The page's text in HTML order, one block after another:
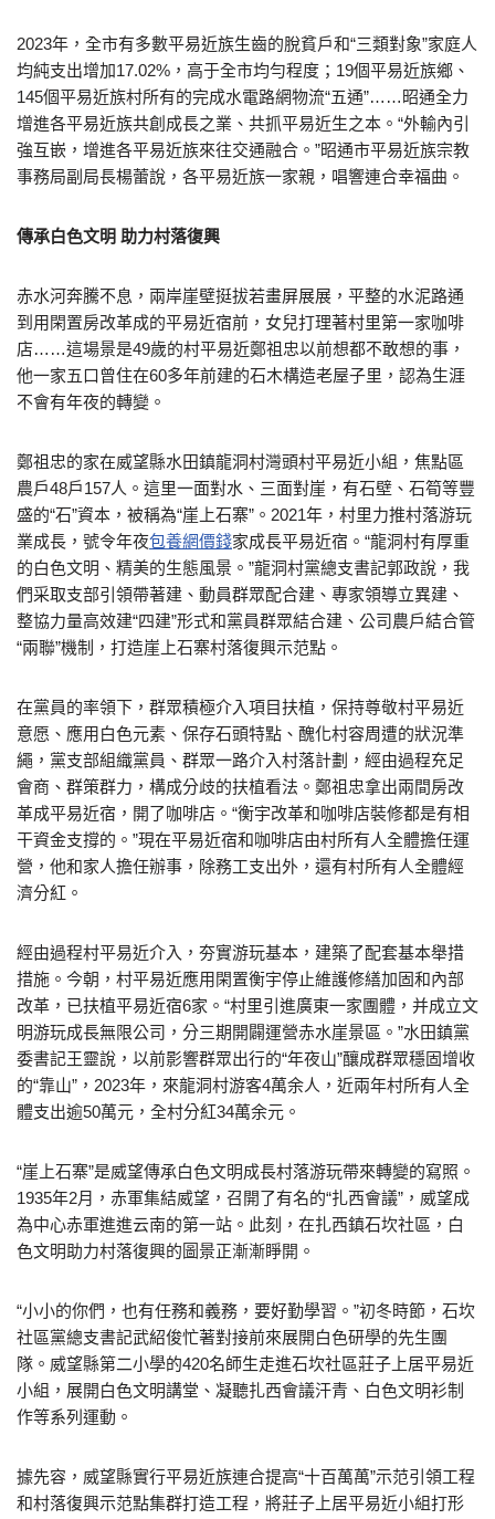
2023年，全市有多數平易近族生齒的脫貧戶和“三類對象”家庭人
均純支出增加17.02%，高于全市均勻程度；19個平易近族鄉、
145個平易近族村所有的完成水電路網物流“五通”……昭通全力
增進各平易近族共創成長之業、共抓平易近生之本。“外輸內引
強互嵌，增進各平易近族來往交通融合。”昭通市平易近族宗教
事務局副局長楊蕾說，各平易近族一家親，唱響連合幸福曲。
傳承白色文明 助力村落復興
赤水河奔騰不息，兩岸崖壁挺拔若畫屏展展，平整的水泥路通
到用閑置房改革成的平易近宿前，女兒打理著村里第一家咖啡
店……這場景是49歲的村平易近鄭祖忠以前想都不敢想的事，
他一家五口曾住在60多年前建的石木構造老屋子里，認為生涯
不會有年夜的轉變。
鄭祖忠的家在威望縣水田鎮龍洞村灣頭村平易近小組，焦點區
農戶48戶157人。這里一面對水、三面對崖，有石壁、石筍等豐
盛的“石”資本，被稱為“崖上石寨”。2021年，村里力推村落游玩
業成長，號令年夜包養網價錢家成長平易近宿。“龍洞村有厚重
的白色文明、精美的生態風景。”龍洞村黨總支書記郭政說，我
們采取支部引領帶著建、動員群眾配合建、專家領導立異建、
整協力量高效建“四建”形式和黨員群眾結合建、公司農戶結合管
“兩聯”機制，打造崖上石寨村落復興示范點。
在黨員的率領下，群眾積極介入項目扶植，保持尊敬村平易近
意愿、應用白色元素、保存石頭特點、醜化村容周遭的狀況準
繩，黨支部組織黨員、群眾一路介入村落計劃，經由過程充足
會商、群策群力，構成分歧的扶植看法。鄭祖忠拿出兩間房改
革成平易近宿，開了咖啡店。“衡宇改革和咖啡店裝修都是有相
干資金支撐的。”現在平易近宿和咖啡店由村所有人全體擔任運
營，他和家人擔任辦事，除務工支出外，還有村所有人全體經
濟分紅。
經由過程村平易近介入，夯實游玩基本，建築了配套基本舉措
措施。今朝，村平易近應用閑置衡宇停止維護修繕加固和內部
改革，已扶植平易近宿6家。“村里引進廣東一家團體，并成立文
明游玩成長無限公司，分三期開闢運營赤水崖景區。”水田鎮黨
委書記王靈說，以前影響群眾出行的“年夜山”釀成群眾穩固增收
的“靠山”，2023年，來龍洞村游客4萬余人，近兩年村所有人全
體支出逾50萬元，全村分紅34萬余元。
“崖上石寨”是威望傳承白色文明成長村落游玩帶來轉變的寫照。
1935年2月，赤軍集結威望，召開了有名的“扎西會議”，威望成
為中心赤軍進進云南的第一站。此刻，在扎西鎮石坎社區，白
色文明助力村落復興的圖景正漸漸睜開。
“小小的你們，也有任務和義務，要好勤學習。”初冬時節，石坎
社區黨總支書記武紹俊忙著對接前來展開白色研學的先生團
隊。威望縣第二小學的420名師生走進石坎社區莊子上居平易近
小組，展開白色文明講堂、凝聽扎西會議汗青、白色文明衫制
作等系列運動。
據先容，威望縣實行平易近族連合提高“十百萬萬”示范引領工程
和村落復興示范點集群打造工程，將莊子上居平易近小組打形